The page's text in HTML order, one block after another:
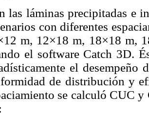
las láminas precipitadas e
con diferentes
m, 12×18 m, 18×18 m,
el software Catch 3D.
el desempeño
de distribución y
se calculó CUC